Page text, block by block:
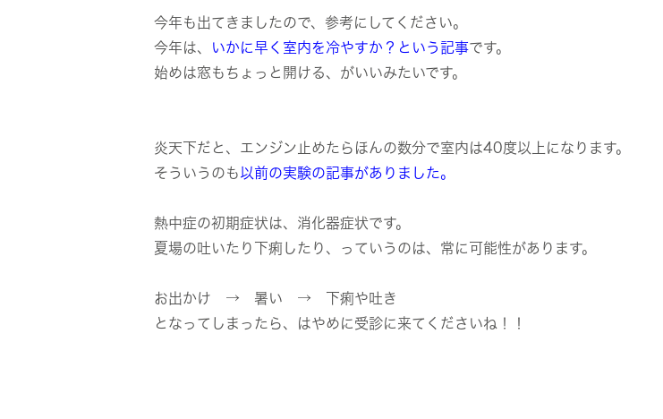
今年も出てきましたので、参考にしてください。
今年は、
いかに早く室内を冷やすか？という記事です。
始めは窓もちょっと開ける、がいいみたいです。
炎天下だと、エンジン止めたらほんの数分で室内は40度以上になります。
そういうのも 以前の実験の記事がありました。
熱中症の初期症状は、消化器症状です。
夏場の吐いたり下痢したり、っていうのは、常に可能性があります。
お出かけ → 暑い → 下痢や吐き
となってしまったら、はやめに受診に来てくださいね！！